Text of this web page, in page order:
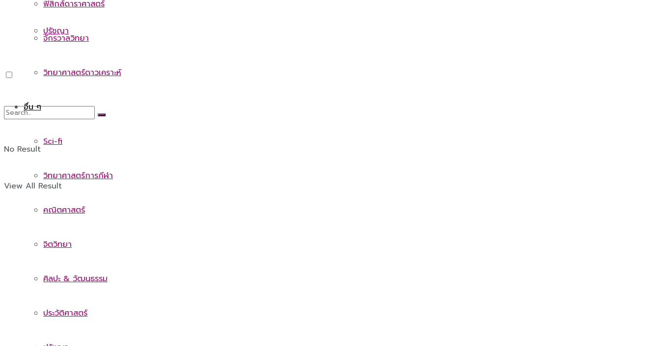
ปรัชญา
No Result
View All Result
ฟิสิกส์ดาราศาสตร์
จักรวาลวิทยา
วิทยาศาสตร์ดาวเคราะห์
อื่น ๆ
Sci-fi
วิทยาศาสตร์การกีฬา
คณิตศาสตร์
จิตวิทยา
ศิลปะ & วัฒนธรรม
ประวัติศาสตร์